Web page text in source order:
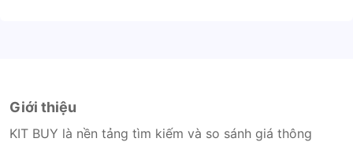
Giới thiệu
KIT BUY là nền tảng tìm kiếm và so sánh giá thông